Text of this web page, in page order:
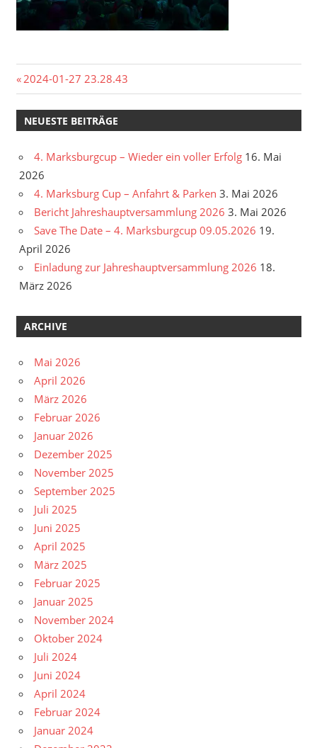
Beitragsnavigation
Vorheriger
Beitrag:
2024-01-27 23.28.43
NEUESTE BEITRÄGE
4. Marksburgcup – Wieder ein voller Erfolg 16. Mai
2026
4. Marksburg Cup – Anfahrt & Parken 3. Mai 2026
Bericht Jahreshauptversammlung 2026 3. Mai 2026
Save The Date – 4. Marksburgcup 09.05.2026 19.
April 2026
Einladung zur Jahreshauptversammlung 2026 18.
März 2026
ARCHIVE
Mai 2026
April 2026
März 2026
Februar 2026
Januar 2026
Dezember 2025
November 2025
September 2025
Juli 2025
Juni 2025
April 2025
März 2025
Februar 2025
Januar 2025
November 2024
Oktober 2024
Juli 2024
Juni 2024
April 2024
Februar 2024
Januar 2024